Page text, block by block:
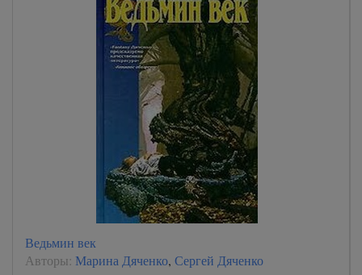
Ведьмин век
Авторы: Марина Дяченко, Сергей Дяченко